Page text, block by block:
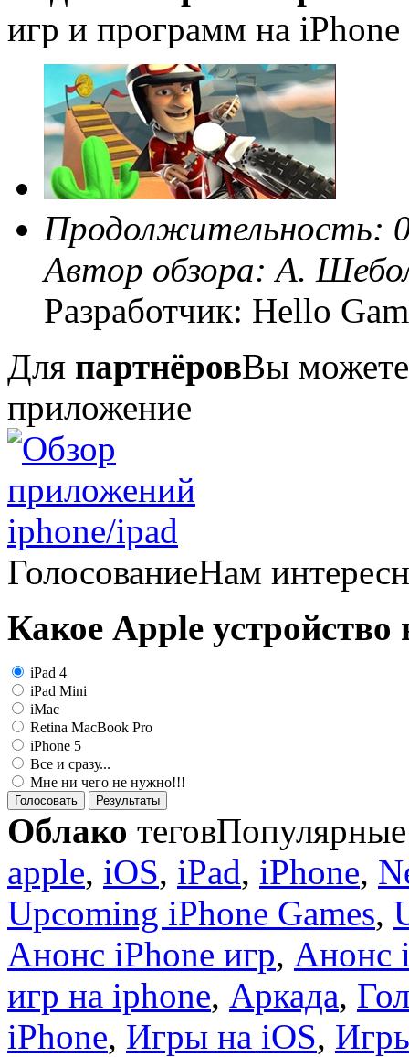
игр и программ на
Продолжительность:
Автор обзора:А.
Разработчик: Hello
Для партнёровВы можете
приложение
ГолосованиеНам
Какое Apple устройство
iPad 4
iPad Mini
iMac
Retina MacBook Pro
iPhone 5
Все и сразу...
Мне ни чего не нужно!!!
Голосовать Результаты
Облако теговПопулярные
apple, iOS, iPad, iPhone,
Upcoming iPhone Games,
Анонс iPhone игр, Анонс
игр на iphone, Аркада,
iPhone, Игры на iOS,